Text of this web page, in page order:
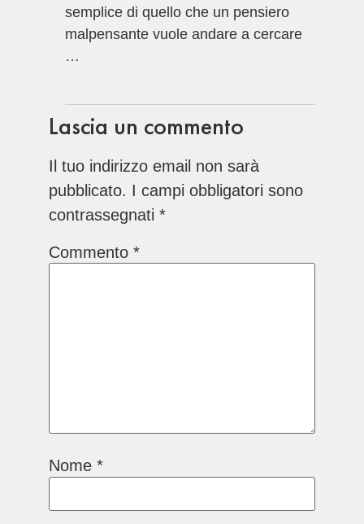
semplice di quello che un pensiero
malpensante vuole andare a cercare
…
Lascia un commento
Il tuo indirizzo email non sarà
pubblicato. I campi obbligatori sono
contrassegnati *
Commento *
Nome *